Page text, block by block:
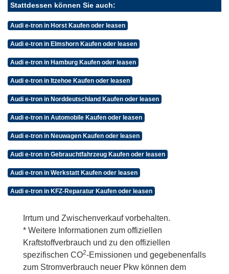
Stattdessen können Sie auch:
Audi e-tron in Horst Kaufen oder leasen
Audi e-tron in Elmshorn Kaufen oder leasen
Audi e-tron in Hamburg Kaufen oder leasen
Audi e-tron in Itzehoe Kaufen oder leasen
Audi e-tron in Norddeutschland Kaufen oder leasen
Audi e-tron in Automobile Kaufen oder leasen
Audi e-tron in Neuwagen Kaufen oder leasen
Audi e-tron in Gebrauchtfahrzeug Kaufen oder leasen
Audi e-tron in Werkstatt Kaufen oder leasen
Audi e-tron in KFZ-Reparatur Kaufen oder leasen
Irrtum und Zwischenverkauf vorbehalten.
* Weitere Informationen zum offiziellen
Kraftstoffverbrauch und zu den offiziellen
spezifischen CO2-Emissionen und gegebenenfalls
zum Stromverbrauch neuer Pkw können dem